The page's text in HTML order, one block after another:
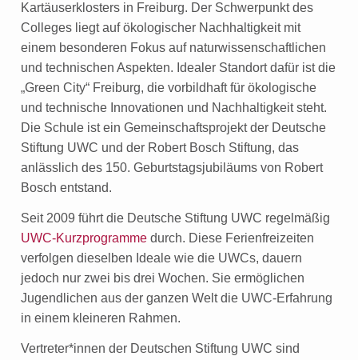
Kartäuserklosters in Freiburg. Der Schwerpunkt des
Colleges liegt auf ökologischer Nachhaltigkeit mit
einem besonderen Fokus auf naturwissenschaftlichen
und technischen Aspekten. Idealer Standort dafür ist die
„Green City“ Freiburg, die vorbildhaft für ökologische
und technische Innovationen und Nachhaltigkeit steht.
Die Schule ist ein Gemeinschaftsprojekt der Deutsche
Stiftung UWC und der Robert Bosch Stiftung, das
anlässlich des 150. Geburtstagsjubiläums von Robert
Bosch entstand.
Seit 2009 führt die Deutsche Stiftung UWC regelmäßig
UWC-Kurzprogrammedurch. Diese Ferienfreizeiten
verfolgen dieselben Ideale wie die UWCs, dauern
jedoch nur zwei bis drei Wochen. Sie ermöglichen
Jugendlichen aus der ganzen Welt die UWC-Erfahrung
in einem kleineren Rahmen.
Vertreter*innen der Deutschen Stiftung UWC sind